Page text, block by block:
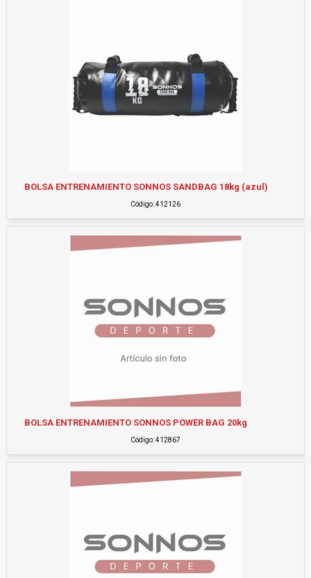
BOLSA ENTRENAMIENTO SONNOS SANDBAG 18kg (azul)
Código: 412126
BOLSA ENTRENAMIENTO SONNOS POWER BAG 20kg
Código: 412867